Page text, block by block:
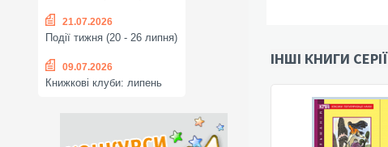
21.07.2026
Події тижня (20 - 26 липня)
09.07.2026
Книжкові клуби: липень
ІНШІ КНИГИ СЕРІЇ